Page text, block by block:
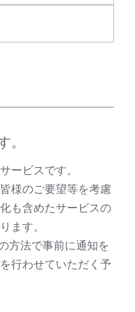
。
ービスです。
様のご要望等を考慮
も含めたサービスの
ます。
方法で事前に通知を
行わせていただく予